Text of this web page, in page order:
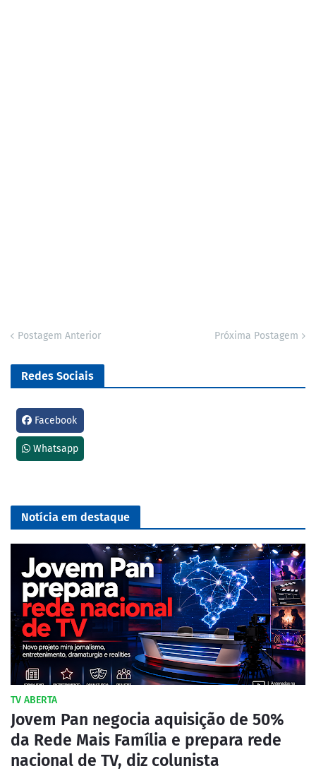
Postagem Anterior Próxima Postagem
Redes Sociais
Facebook
Whatsapp
Notícia em destaque
TV ABERTA
Jovem Pan negocia aquisição de 50%
da Rede Mais Família e prepara rede
nacional de TV, diz colunista